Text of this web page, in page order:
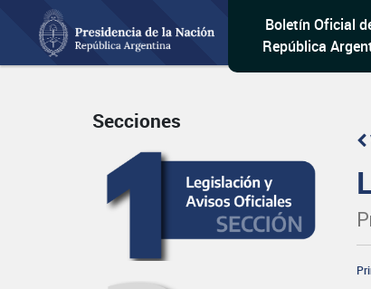
Boletín Oficial
República
Secciones